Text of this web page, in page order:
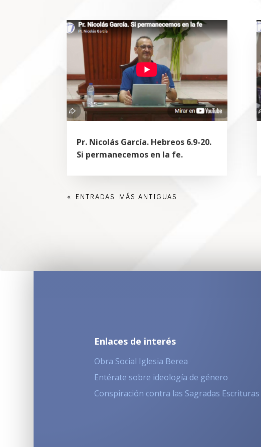
Pr. Nicolás García. Hebreos 6.9-20.
Si permanecemos en la fe.
« ENTRADAS MÁS ANTIGUAS
Enlaces de interés
Obra Social Iglesia Berea
Entérate sobre ideología de género
Conspiración contra las Sagradas Escrituras